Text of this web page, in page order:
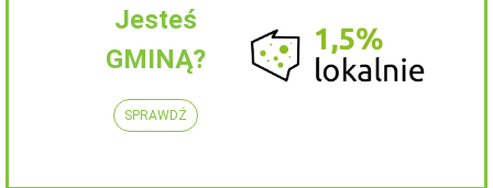
Jesteś
GMINĄ?
SPRAWDŹ